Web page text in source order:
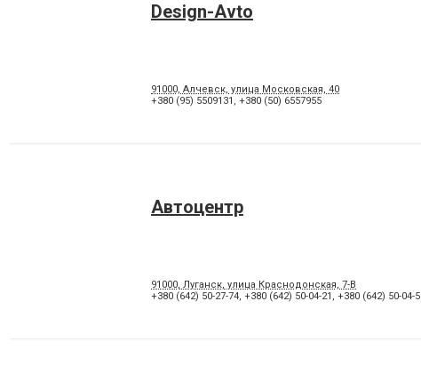
Design-Avto
91000, Алчевск, улица Московская, 40
+380 (95) 5509131 , +380 (50) 6557955
Автоцентр
91000, Луганск, улица Краснодонская, 7-В
+380 (642) 50-27-74, +380 (642) 50-04-21 , +380 (642) 50-04-